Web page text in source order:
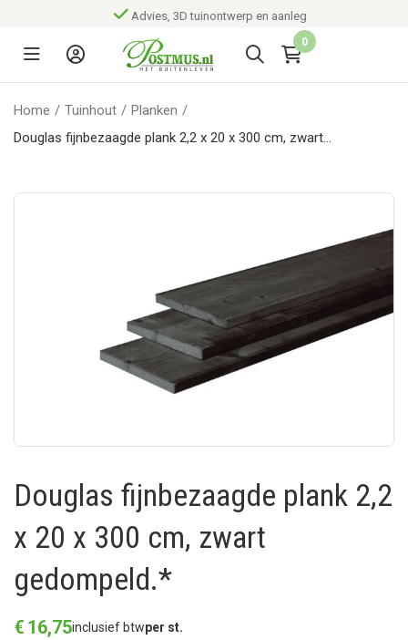
Advies, 3D tuinontwerp en aanleg
0
Home / Tuinhout / Planken /
Douglas fijnbezaagde plank 2,2 x 20 x 300 cm, zwart
Douglas fijnbezaagde plank 2,2
x 20 x 300 cm, zwart
gedompeld.*
€ 16,75inclusief btwper st.